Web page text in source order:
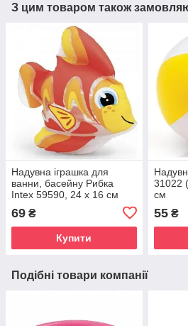
З цим товаром також
Надувна іграшка для
ванни, басейну Рибка
Intex 59590, 24 х 16 см
69 ₴
Купити
31022
см
55₴
Подібні товари компанії